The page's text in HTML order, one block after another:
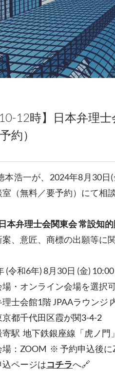
10-12時】日本弁理
約）
浩一が、2024年8月30日
（無料／要予約）にて相
本弁理士会関東会 常設知
、意匠、商標の出願等に
(令和6年) 8月30日 (金)
場・オンライン会場を選択
理士会館1階 JPAAラウンジ
京都千代田区霞が関3-4-2
地下鉄銀座線「虎ノ門
場：ZOOM ※ 予約申込後に
込ページはコチラへ🔗